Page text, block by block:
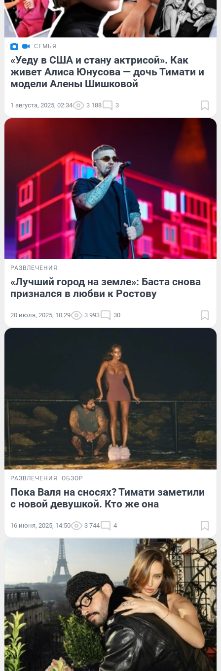
СЕМЬЯ
«Уеду в США и стану актрисой». Как
живет Алиса Юнусова — дочь Тимати и
модели Алены Шишковой
1 августа, 2025, 02:34 3 188 3
РАЗВЛЕЧЕНИЯ
«Лучший город на земле»: Баста снова
признался в любви к Ростову
20 июля, 2025, 10:29 3 993 30
РАЗВЛЕЧЕНИЯ ОБЗОР
Пока Валя на сносях? Тимати заметили
с новой девушкой. Кто же она
16 июня, 2025, 14:50 3 744 4